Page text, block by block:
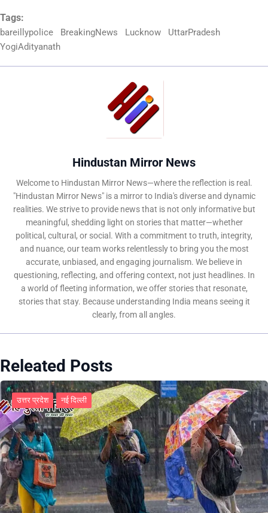
Tags:
bareillypolice BreakingNews Lucknow
UttarPradesh
YogiAdityanath
Hindustan Mirror News
Welcome to Hindustan Mirror News—where the reflection is real.
"Hindustan Mirror News" is a mirror to India's diverse and dynamic
realities. We strive to provide news that is not only informative but
meaningful, shedding light on stories that matter—whether
political, cultural, or social. With a commitment to truth, integrity,
and nuance, our team works relentlessly to bring you the most
accurate, unbiased, and engaging journalism. We believe in
questioning, reflecting, and offering context, not just headlines. In
a world of fleeting information, we offer stories that resonate,
stories that stay. Because understanding India means seeing it
clearly, from all angles.
Releated Posts
उत्तर प्रदेश नई दिल्ली